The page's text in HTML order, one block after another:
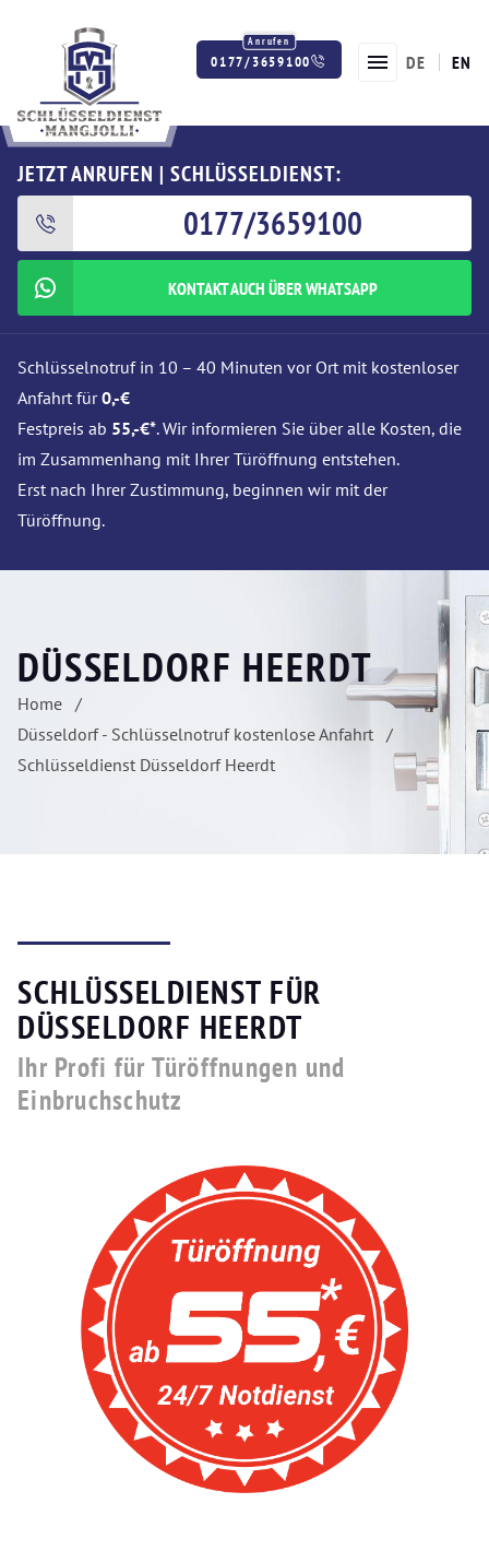
0177/3659100 DE EN
JETZT ANRUFEN | SCHLÜSSELDIENST:
0177/3659100
KONTAKT AUCH ÜBER WHATSAPP
Schlüsselnotruf in 10 – 40 Minuten vor Ort mit kostenloser
Anfahrt für0,-€
Festpreis ab 55,-€*. Wir informieren Sie über alle Kosten, die
im Zusammenhang mit Ihrer Türöffnung entstehen.
Erst nach Ihrer Zustimmung, beginnen wir mit der
Türöffnung.
DÜSSELDORF HEERDT
Home
Düsseldorf - Schlüsselnotruf kostenlose Anfahrt
Schlüsseldienst Düsseldorf Heerdt
SCHLÜSSELDIENST FÜR
DÜSSELDORF HEERDT
Ihr Profi für Türöffnungen und
Einbruchschutz